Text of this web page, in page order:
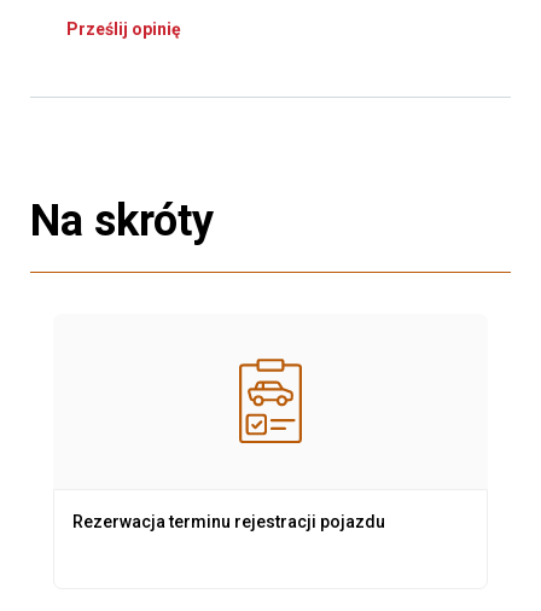
Prześlij opinię
Na skróty
Rezerwacja terminu rejestracji pojazdu